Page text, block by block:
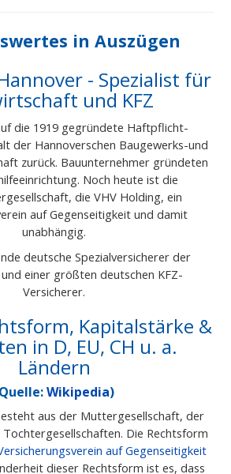
in Auszügen
- Spezialist für
und KFZ
die 1919 gegründete Haftpflicht-
der Hannoverschen Baugewerks-und
zurück. Bauunternehmer gründeten
Noch heute ist die
die VHV Holding, ein
auf Gegenseitigkeit und damit
unabhängig.
deutsche Spezialversicherer der
einer größten deutschen KFZ-
Versicherer.
Kapitalstärke &
in D, EU, CH u. a.
Ländern
Wikipedia)
aus der Muttergesellschaft, der
Tochtergesellschaften. Die Rechtsform
auf Gegenseitigkeit
dieser Rechtsform ist es, dass